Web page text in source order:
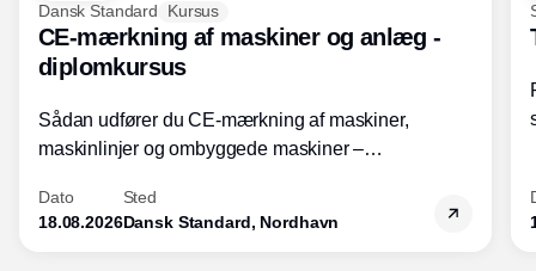
Dansk Standard Kursus
CE-mærkning af maskiner og anlæg -
diplomkursus
Sådan udfører du CE-mærkning af maskiner,
maskinlinjer og ombyggede maskiner –
Dato
18.08.2026
Sted
Dansk Standard, Nordhavn